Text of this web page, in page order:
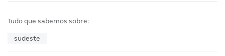
Tudo que sabemos sobre:
sudeste